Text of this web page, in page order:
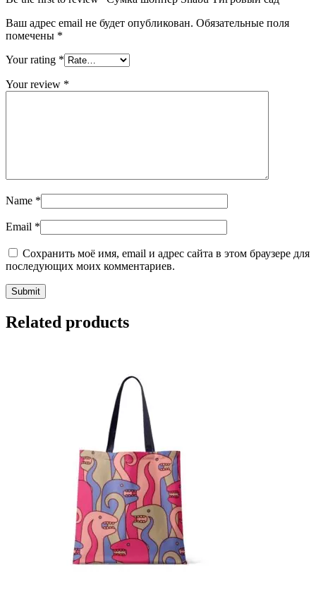
Ваш адрес email не будет опубликован. Обязательные поля
помечены *
Your rating *
Your review *
Name *
Email *
Сохранить моё имя, email и адрес сайта в этом браузере для
последующих моих комментариев.
Related products